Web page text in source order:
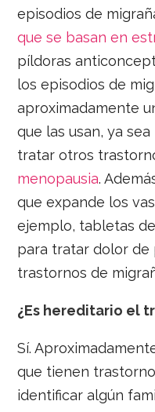
episodios de
que se basan en
píldoras
los episodios de
aproximadamente
que las usan, ya
tratar otros
menopausia.
que expande los
ejemplo, tabletas
para tratar dolor de
trastornos de
¿Es hereditario el
Sí.
que tienen
identificar algún